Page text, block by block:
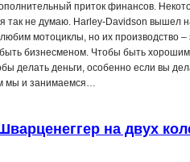
приток финансов.
так не думаю. Harley-Davidson вышел
мотоциклы, но их производство –
бизнесменом. Чтобы быть хорошим
делать деньги, особенно если вы
мы и занимаемся…
на двух